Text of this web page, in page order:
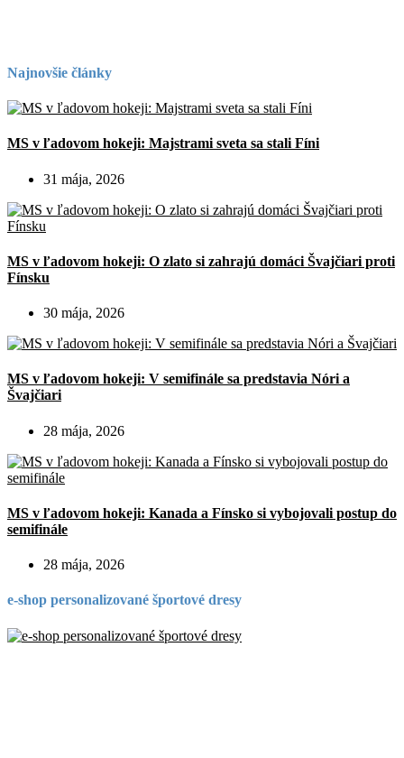
Najnovšie články
MS v ľadovom hokeji: Majstrami sveta sa stali Fíni
31 mája, 2026
MS v ľadovom hokeji: O zlato si zahrajú domáci Švajčiari proti
Fínsku
30 mája, 2026
MS v ľadovom hokeji: V semifinále sa predstavia Nóri a
Švajčiari
28 mája, 2026
MS v ľadovom hokeji: Kanada a Fínsko si vybojovali postup do
semifinále
28 mája, 2026
e-shop personalizované športové dresy